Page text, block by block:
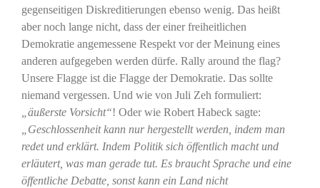
gegenseitigen Diskreditierungen ebenso wenig. Das heißt
aber noch lange nicht, dass der einer freiheitlichen
Demokratie angemessene Respekt vor der Meinung eines
anderen aufgegeben werden dürfe. Rally around the flag?
Unsere Flagge ist die Flagge der Demokratie. Das sollte
niemand vergessen. Und wie von Juli Zeh formuliert:
„äußerste Vorsicht“! Oder wie Robert Habeck sagte:
„Geschlossenheit kann nur hergestellt werden, indem man
redet und erklärt. Indem Politik sich öffentlich macht und
erläutert, was man gerade tut. Es braucht Sprache und eine
öffentliche Debatte, sonst kann ein Land nicht